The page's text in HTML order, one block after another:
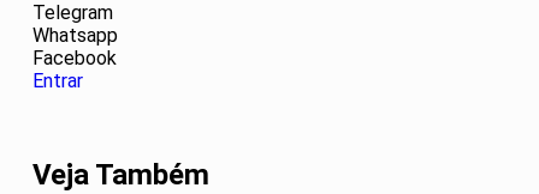
Telegram
Whatsapp
Facebook
Entrar
Veja Também